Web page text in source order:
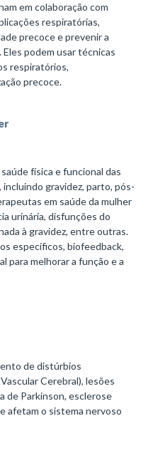
em colaboração com
respiratórias,
precoce e prevenir a
podem usar técnicas
respiratórios,
precoce.
física e funcional das
gravidez, parto, pós-
em saúde da mulher
urinária, disfunções do
à gravidez, entre outras.
específicos, biofeedback,
para melhorar a função e a
de distúrbios
Cerebral), lesões
de Parkinson, esclerose
afetam o sistema nervoso